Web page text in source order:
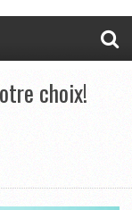
choix!